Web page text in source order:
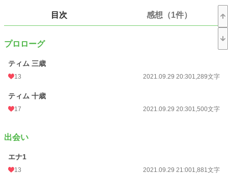
☆「異世界でも腹黒王子ちゃんは完璧魔王に溺愛される」と、それ以降の二作、
そして前作のファンタジー「双子の兄×幼馴染(男)のカプを横目で見ながらあた
しは好きに生きます」からの続編的な物語ですが、こちらだけでもお読みいただ
けるようになっています。
☆R18には＊をつけます。エロ多めかも？
お気に入り
24h.ポイント
目次 感想（1件）
プロローグ
ティム 三歳
13 2021.09.29 20:301,289文字
ティム 十歳
17 2021.09.29 20:301,500文字
出会い
エナ1
13 2021.09.29 21:001,881文字